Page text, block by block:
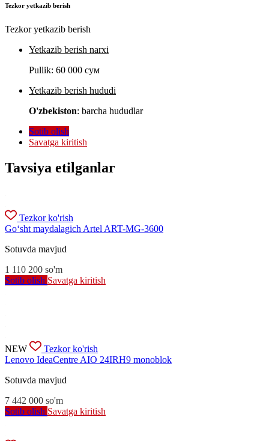
Tezkor yetkazib berish
Tezkor yetkazib berish
Yetkazib berish narxi
Pullik: 60 000 сум
Yetkazib berish hududi
O'zbekiston: barcha hududlar
Sotib olish
Savatga kiritish
Tavsiya etilganlar
Tezkor ko'rish
Go‘sht maydalagich Artel ART-MG-3600
Sotuvda mavjud
1 110 200 so'm
Sotib olish Savatga kiritish
NEW
Tezkor ko'rish
Lenovo IdeaCentre AIO 24IRH9 monoblok
Sotuvda mavjud
7 442 000 so'm
Sotib olish Savatga kiritish